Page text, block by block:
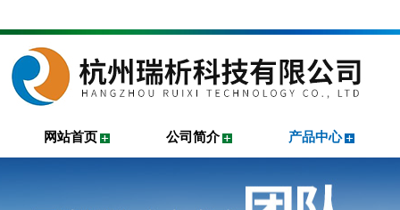
网站首页 公司简介 产品中心